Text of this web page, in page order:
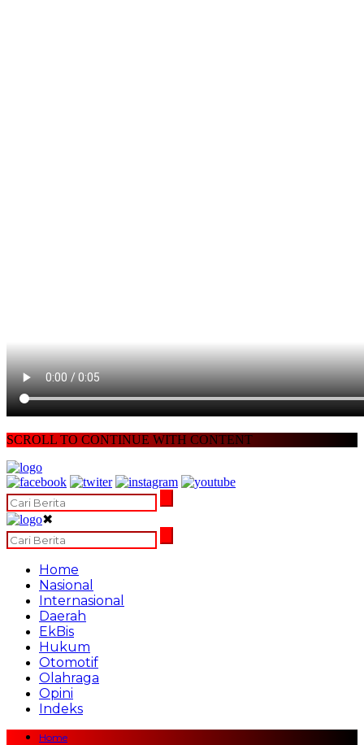
SCROLL TO CONTINUE WITH CONTENT
✖
Home
Nasional
Internasional
Daerah
EkBis
Hukum
Otomotif
Olahraga
Opini
Indeks
Home